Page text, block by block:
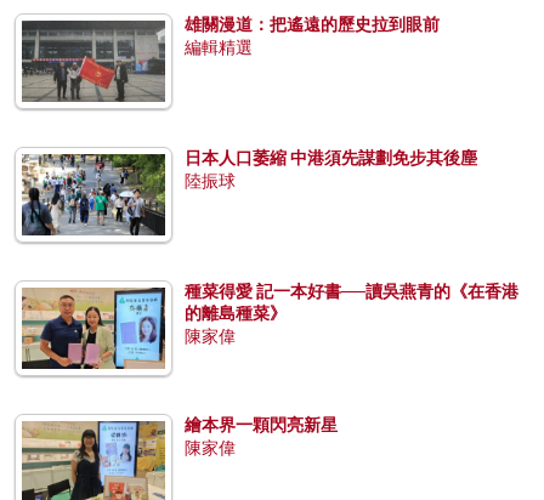
雄關漫道：把遙遠的歷史拉到眼前
編輯精選
日本人口萎縮 中港須先謀劃免步其後塵
陸振球
種菜得愛 記一本好書──讀吳燕青的《在香港
的離島種菜》
陳家偉
繪本界一顆閃亮新星
陳家偉